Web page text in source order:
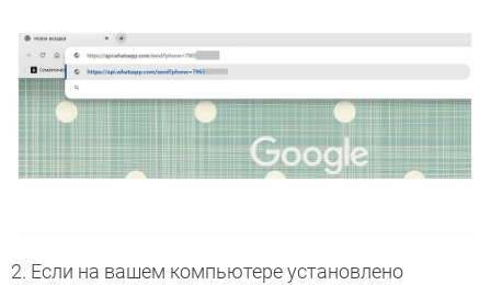
2. Если на вашем компьютере установлено